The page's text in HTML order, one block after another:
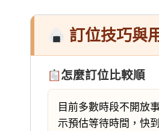
訂位技巧與
怎麼訂位比較順
目前多數時段不開放
示預估等待時間，快